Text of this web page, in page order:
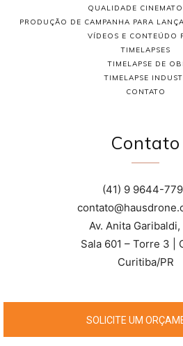
QUALIDADE
PRODUÇÃO DE CAMPANHA PARA
VÍDEOS E CONTEÚDO
TIMELAPSES
TIMELAPSE DE
TIMELAPSE
CONTATO
Contato
(41) 9 9644-
Av. Anita
Sala 601 – Torre 3 |
Curitiba/PR
SOLICITE UM